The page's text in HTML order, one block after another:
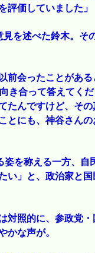
価していました」
を述べた鈴木。そ
前会ったことがあ
き合って答えてく
たんですけど、そ
とにも、神谷さん
を称える一方、自
い」と、政治家と
対照的に、参政党
かな声が。